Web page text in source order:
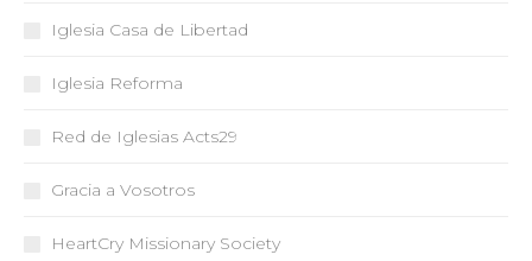
Iglesia Casa de Libertad
Iglesia Reforma
Red de Iglesias Acts29
Gracia a Vosotros
HeartCry Missionary Society